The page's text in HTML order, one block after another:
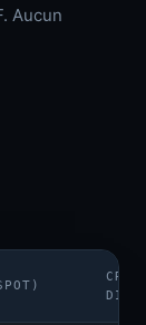
Aucun